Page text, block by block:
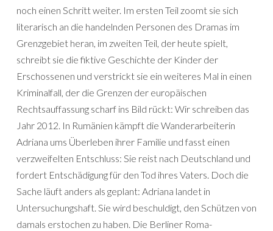
noch einen Schritt weiter. Im ersten Teil zoomt sie sich
literarisch an die handelnden Personen des Dramas im
Grenzgebiet heran, im zweiten Teil, der heute spielt,
schreibt sie die fiktive Geschichte der Kinder der
Erschossenen und verstrickt sie ein weiteres Mal in einen
Kriminalfall, der die Grenzen der europäischen
Rechtsauffassung scharf ins Bild rückt: Wir schreiben das
Jahr 2012. In Rumänien kämpft die Wanderarbeiterin
Adriana ums Überleben ihrer Familie und fasst einen
verzweifelten Entschluss: Sie reist nach Deutschland und
fordert Entschädigung für den Tod ihres Vaters. Doch die
Sache läuft anders als geplant: Adriana landet in
Untersuchungshaft. Sie wird beschuldigt, den Schützen von
damals erstochen zu haben. Die Berliner Roma-